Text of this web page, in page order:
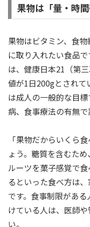
果物は「量・時
果物はビタミン、食
に取り入れたい食品
は、健康日本21（第
値が1日200gとされて
は成人の一般的な目
病、食事療法の有無で
「果物だからいくら
ょう。糖質を含むた
ルーツを菓子感覚で
るといった食べ方は
です。食事制限があ
けている人は、医師
い。